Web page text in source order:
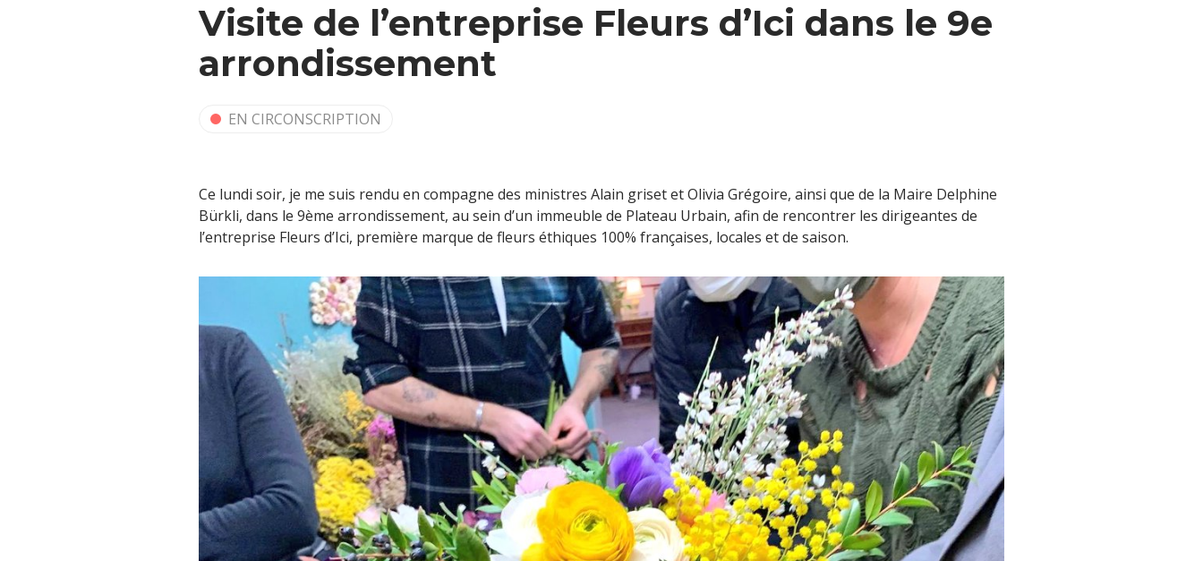
Visite de l’entreprise Fleurs d’Ici dans le 9e
arrondissement
EN CIRCONSCRIPTION
Ce lundi soir, je me suis rendu en compagne des ministres Alain griset et Olivia Grégoire, ainsi que de la Maire Delphine
Bürkli, dans le 9ème arrondissement, au sein d’un immeuble de Plateau Urbain, afin de rencontrer les dirigeantes de
l’entreprise Fleurs d’Ici, première marque de fleurs éthiques 100% françaises, locales et de saison.